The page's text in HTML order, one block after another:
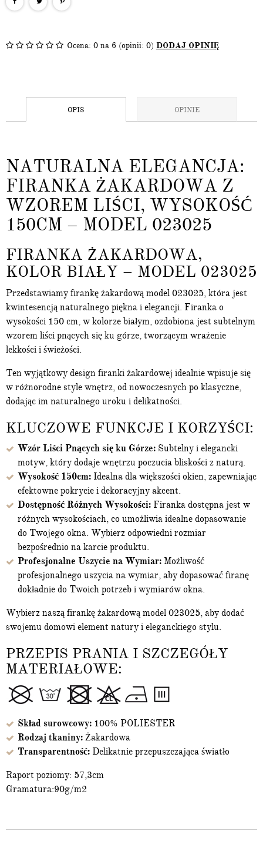
Ocena: 0 na 6 (opinii: 0) DODAJ OPINIĘ
OPIS OPINIE
NATURALNA ELEGANCJA:
FIRANKA ŻAKARDOWA Z
WZOREM LIŚCI, WYSOKOŚĆ
150CM – MODEL 023025
FIRANKA ŻAKARDOWA,
KOLOR BIAŁY – MODEL 023025
Przedstawiamy firankę żakardową model 023025, która jest
kwintesencją naturalnego piękna i elegancji. Firanka o
wysokości 150 cm, w kolorze białym, ozdobiona jest subtelnym
wzorem liści pnących się ku górze, tworzącym wrażenie
lekkości i świeżości.
Ten wyjątkowy design firanki żakardowej idealnie wpisuje się
w różnorodne style wnętrz, od nowoczesnych po klasyczne,
dodając im naturalnego uroku i delikatności.
KLUCZOWE FUNKCJE I KORZYŚCI:
Wzór Liści Pnących się ku Górze: Subtelny i elegancki
motyw, który dodaje wnętrzu poczucia bliskości z naturą.
Wysokość 150cm: Idealna dla większości okien, zapewniając
efektowne pokrycie i dekoracyjny akcent.
Dostępność Różnych Wysokości: Firanka dostępna jest w
różnych wysokościach, co umożliwia idealne dopasowanie
do Twojego okna. Wybierz odpowiedni rozmiar
bezpośrednio na karcie produktu.
Profesjonalne Uszycie na Wymiar: Możliwość
profesjonalnego uszycia na wymiar, aby dopasować firanę
dokładnie do Twoich potrzeb i wymiarów okna.
Wybierz naszą firankę żakardową model 023025, aby dodać
swojemu domowi element natury i eleganckiego stylu.
PRZEPIS PRANIA I SZCZEGÓŁY
MATERIAŁOWE:
Skład surowcowy: 100% POLIESTER
Rodzaj tkaniny: Żakardowa
Transparentność: Delikatnie przepuszczająca światło
Raport poziomy: 57,3cm
Gramatura:90g/m2